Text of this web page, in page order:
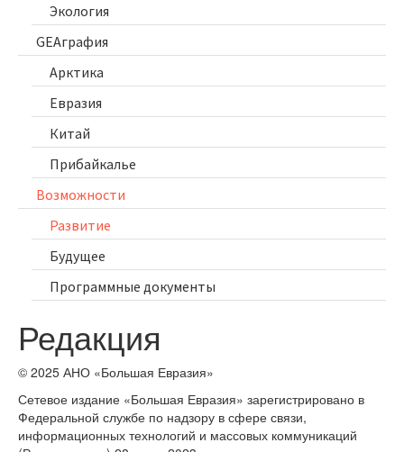
Экология
GEAграфия
Арктика
Евразия
Китай
Прибайкалье
Возможности
Развитие
Будущее
Программные документы
Редакция
© 2025 АНО «Большая Евразия»
Сетевое издание «Большая Евразия» зарегистрировано в
Федеральной службе по надзору в сфере связи,
информационных технологий и массовых коммуникаций